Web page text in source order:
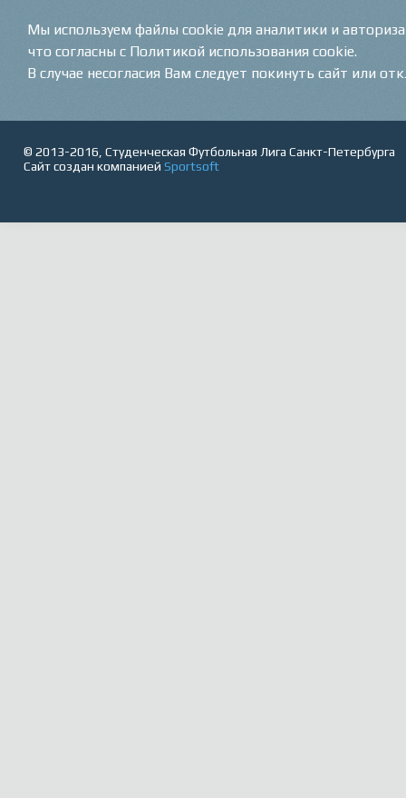
© 2013-2016, Студенческая Футбольная Лига Санкт-Петербурга
Сайт создан компанией Sportsoft
Мы используем файлы cookie для аналитики и
что согласны с Политикой использования cookie.
В случае несогласия Вам следует покинуть сайт или